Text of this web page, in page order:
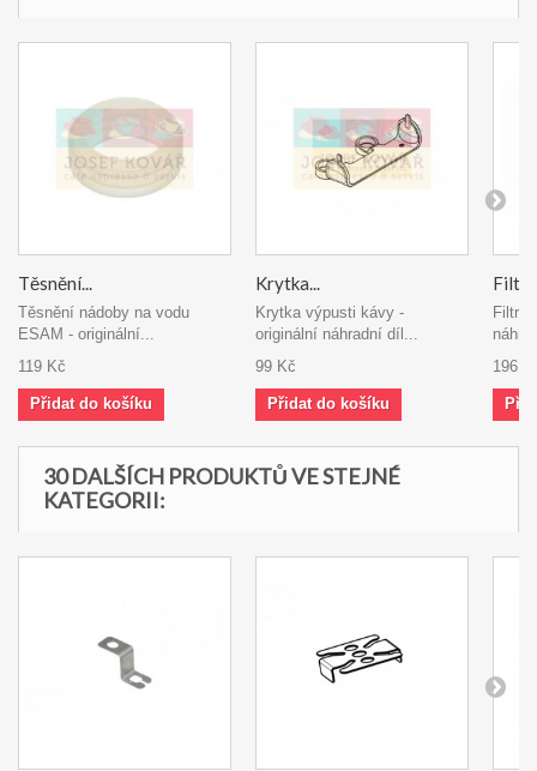
Těsnění...
Těsnění nádoby na vodu
ESAM - originální...
119 Kč
Přidat do košíku
Krytka...
Krytka výpusti kávy -
originální náhradní díl...
99 Kč
Přidat do košíku
Filtr
Filtr
196
30 DALŠÍCH PRODUKTŮ VE STEJNÉ
KATEGORII: